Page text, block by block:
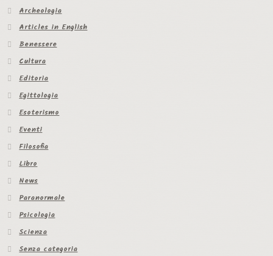
Archeologia
Articles in English
Benessere
Cultura
Editoria
Egittologia
Esoterismo
Eventi
Filosofia
Libro
News
Paranormale
Psicologia
Scienza
Senza categoria